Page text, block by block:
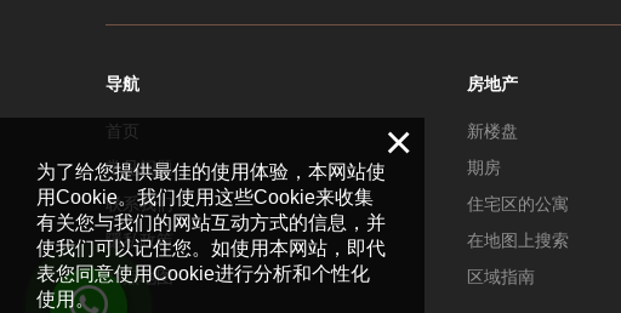
导航
首页
常见问题
联系我们
隱私政策
站点地图
房地产
新楼盘
期房
住宅区的公寓
在地图上搜索
区域指南
×
为了给您提供最佳的使用体验，本网站使
用Cookie。我们使用这些Cookie来收集
有关您与我们的网站互动方式的信息，并
使我们可以记住您。如使用本网站，即代
表您同意使用Cookie进行分析和个性化
使用。